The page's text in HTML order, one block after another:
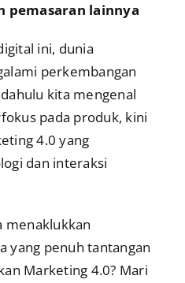
pemasaran lainnya
ini, dunia
perkembangan
kita mengenal
pada produk, kini
4.0 yang
dan interaksi
menaklukkan
yang penuh tantangan
Marketing 4.0? Mari